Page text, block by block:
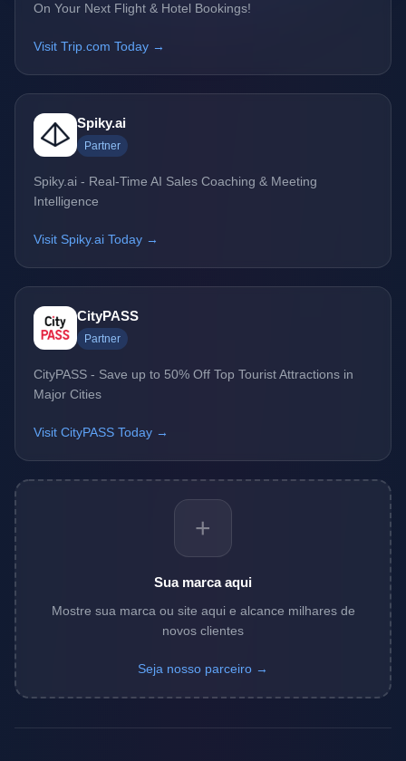
On Your Next Flight & Hotel Bookings!
Visit Trip.com Today →
Spiky.ai
Partner
Spiky.ai - Real-Time AI Sales Coaching & Meeting
Intelligence
Visit Spiky.ai Today →
CityPASS
Partner
CityPASS - Save up to 50% Off Top Tourist Attractions in
Major Cities
Visit CityPASS Today →
+
Sua marca aqui
Mostre sua marca ou site aqui e alcance milhares de
novos clientes
Seja nosso parceiro →